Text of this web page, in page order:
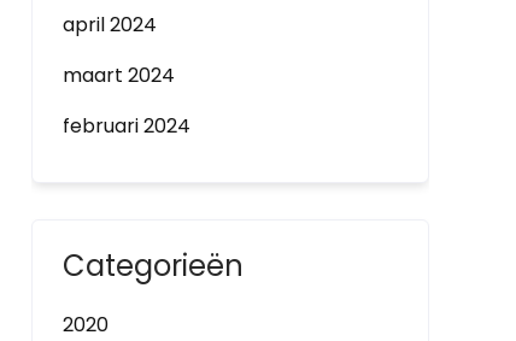
april 2024
maart 2024
februari 2024
Categorieën
2020